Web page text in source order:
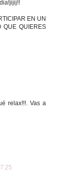
EN UN
QUE QUIERES
relax!!!. Vas a